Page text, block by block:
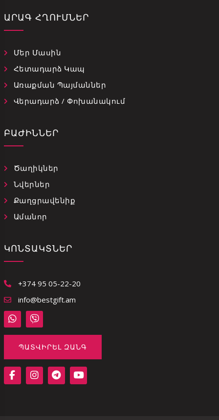
ԱՐԱԳ ՀՂՈՒՄՆԵՐ
Մեր Մասին
Հետադարձ Կապ
Առաքման Պայմաններ
Վերադարձ / Փոխանակում
ԲԱԺԻՆՆԵՐ
Ծաղիկներ
Նվերներ
Քաղցրավենիք
Ամանոր
ԿՈՆՏԱԿՏՆԵՐ
+374 95 05-22-20
info@bestgift.am
ՊԱՏՎԻՐԵԼ ԶԱՆԳ